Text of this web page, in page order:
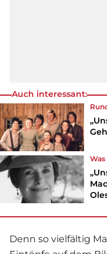
Auch interessant:
Denn so vielfältig